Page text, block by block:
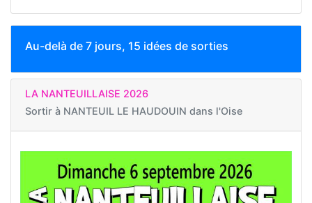
Au-delà de 7 jours, 15 idées de sorties
LA NANTEUILLAISE 2026
Sortir à NANTEUIL LE HAUDOUIN dans l'Oise